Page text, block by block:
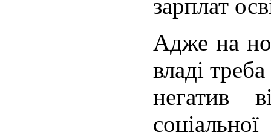
зарплат
Адже на
владі
негатив